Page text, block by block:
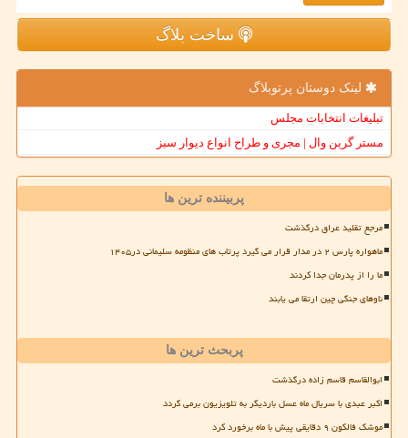
ساخت بلاگ
لینک دوستان پرتوبلاگ
تبلیغات انتخابات مجلس
مستر گرین وال | مجری و طراح انواع دیوار سبز
پربیننده ترین ها
مرجع تقلید عراق درگذشت
ماهواره پارس ۲ در مدار قرار می گیرد پرتاب های منظومه سلیمانی در۱۴۰۵
ما را از پدرمان جدا کردند
ناوهای جنگی چین ارتقا می یابند
پربحث ترین ها
ابوالقاسم قاسم زاده درگذشت
اکبر عبدی با سریال ماه عسل باردیگر به تلویزیون برمی گردد
موشک فالکون ۹ دقایقی پیش با ماه برخورد کرد